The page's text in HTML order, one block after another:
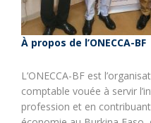
À propos de l’ONECCA-BF
L’ONECCA-BF est
comptable vouée à servir
profession et en